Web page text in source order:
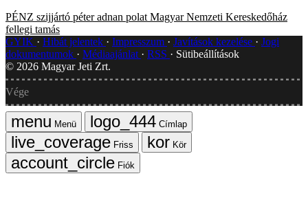
PÉNZ szijjártó péter adnan polat Magyar Nemzeti Kereskedőház
fellegi tamás
GYIK
Hibát jelentek Impresszum Javítások kezelése
Jogi
dokumentumok
Médiaajánlat RSS
Sütibeállítások
© 2026 Magyar Jeti Zrt.
Vége
Menü
Címlap
Friss
Kör
Fiók